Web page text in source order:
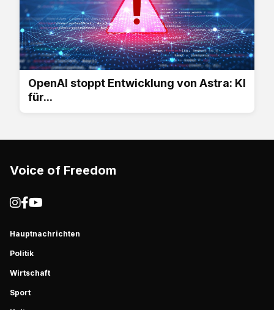
OpenAI stoppt Entwicklung von Astra: KI
für...
Voice of Freedom
Hauptnachrichten
Politik
Wirtschaft
Sport